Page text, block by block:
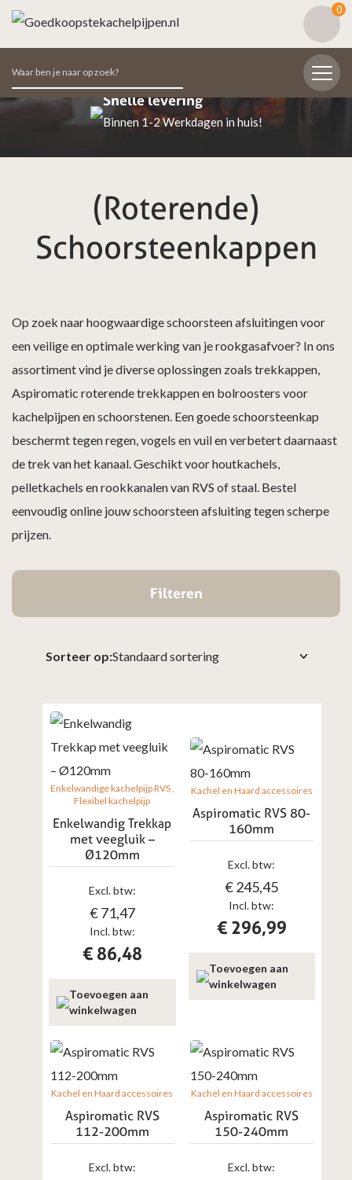
0
Zoeken
naar:
Snelle levering
Binnen 1-2 Werkdagen in huis!
(Roterende)
Schoorsteenkappen
Op zoek naar hoogwaardige schoorsteen afsluitingen voor
een veilige en optimale werking van je rookgasafvoer? In ons
assortiment vind je diverse oplossingen zoals trekkappen,
Aspiromatic roterende trekkappen en bolroosters voor
kachelpijpen en schoorstenen. Een goede schoorsteenkap
beschermt tegen regen, vogels en vuil en verbetert daarnaast
de trek van het kanaal. Geschikt voor houtkachels,
pelletkachels en rookkanalen van RVS of staal. Bestel
eenvoudig online jouw schoorsteen afsluiting tegen scherpe
prijzen.
Filteren
Sorteer op:
Enkelwandige kachelpijp RVS
Flexibel kachelpijp
Enkelwandig Trekkap
met veegluik –
Ø120mm
Incl. btw:
€86,48
Excl. btw:
€71,47
Toevoegen aan
winkelwagen
Kachel en Haard accessoires
Aspiromatic RVS 80-
160mm
Incl. btw:
€296,99
Excl. btw:
€245,45
Toevoegen aan
winkelwagen
Kachel en Haard accessoires
Aspiromatic RVS
112-200mm
Excl. btw:
Kachel en Haard accessoires
Aspiromatic RVS
150-240mm
Excl. btw: